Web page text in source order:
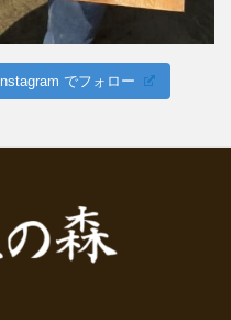
Instagram でフォロー